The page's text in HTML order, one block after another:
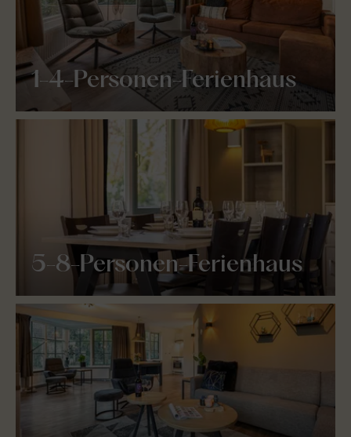
1-4-Personen-Ferienhaus
5-8-Personen-Ferienhaus